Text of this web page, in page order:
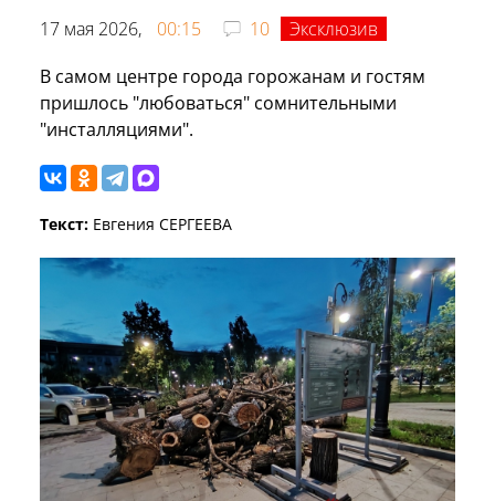
17 мая 2026, 00:15 10
Эксклюзив
В самом центре города горожанам и гостям
пришлось "любоваться" сомнительными
"инсталляциями".
Текст: Евгения СЕРГЕЕВА